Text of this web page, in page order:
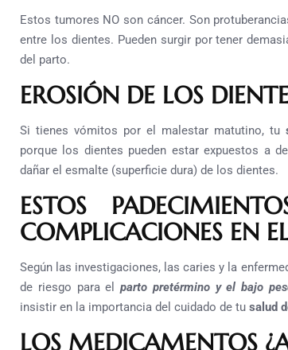
Estos tumores NO son cáncer. Son
entre los dientes. Pueden surgir por tener
del parto.
EROSIÓN DE LOS
Si tienes vómitos por el malestar matutino, tu
porque los dientes pueden estar expuestos a
dañar el esmalte (superficie dura) de los dientes.
ESTOS
COMPLICACIONES EN
Según las investigaciones, las caries y la
de riesgo para elparto pretérmino y el bajo
insistir en la importancia del cuidado de tu salud
LOS MEDICAMENTOS